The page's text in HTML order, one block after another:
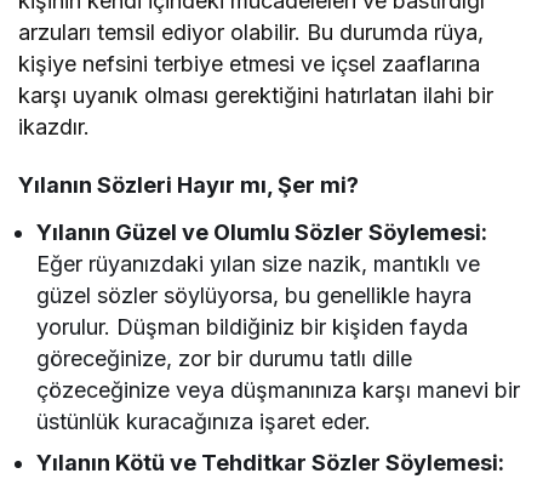
arzuları temsil ediyor olabilir. Bu durumda rüya,
kişiye nefsini terbiye etmesi ve içsel zaaflarına
karşı uyanık olması gerektiğini hatırlatan ilahi bir
ikazdır.
Yılanın Sözleri Hayır mı, Şer mi?
Yılanın Güzel ve Olumlu Sözler Söylemesi:
Eğer rüyanızdaki yılan size nazik, mantıklı ve
güzel sözler söylüyorsa, bu genellikle hayra
yorulur. Düşman bildiğiniz bir kişiden fayda
göreceğinize, zor bir durumu tatlı dille
çözeceğinize veya düşmanınıza karşı manevi bir
üstünlük kuracağınıza işaret eder.
Yılanın Kötü ve Tehditkar Sözler Söylemesi: